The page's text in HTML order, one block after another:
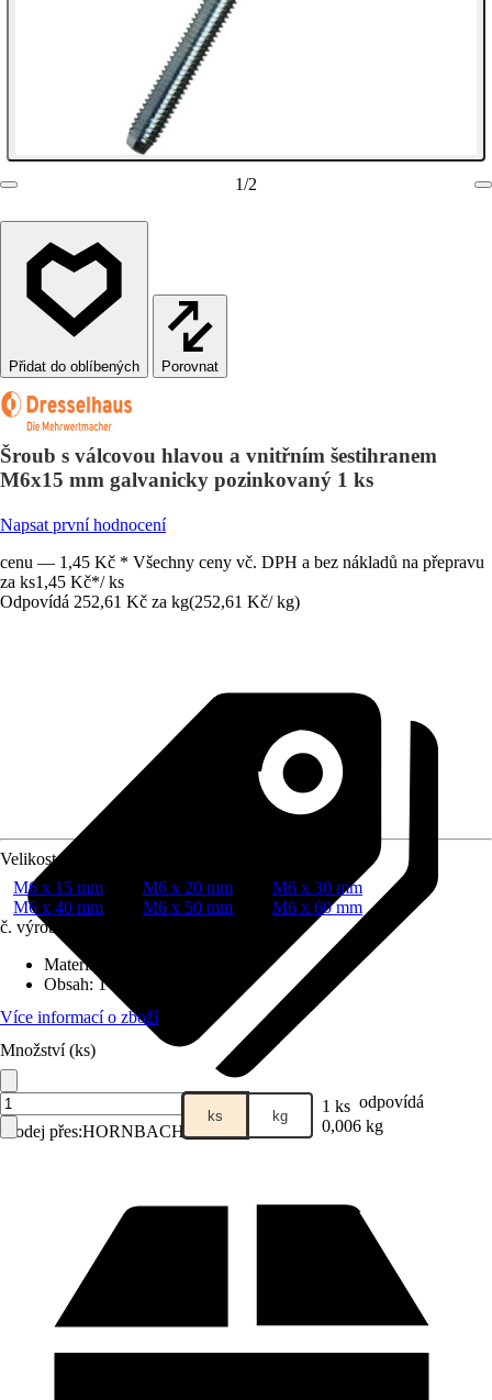
1/2
Porovnat
Šroub s válcovou hlavou a vnitřním šestihranem
M6x15 mm galvanicky pozinkovaný 1 ks
Napsat první hodnocení
cenu — 1,45 Kč * Všechny ceny vč. DPH a bez nákladů na přepravu
za ks1,45 Kč*/ ks
Odpovídá 252,61 Kč za kg(252,61 Kč/ kg)
Prodej přes:HORNBACH
Velikost
M6 x 15 mm
M6 x 20 mm
M6 x 30 mm
M6 x 40 mm
M6 x 50 mm
M6 x 60 mm
č. výrobku
Materiál
Obsah: 1 Kus
Více informací o zboží
Množství (ks)
ks kg 1 ks odpovídá
0,006 kg